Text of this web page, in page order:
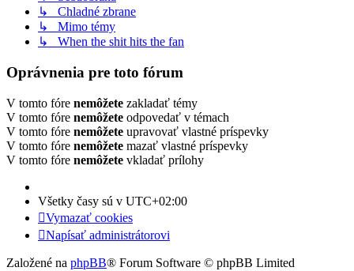
↳ Chladné zbrane
↳ Mimo témy
↳ When the shit hits the fan
Oprávnenia pre toto fórum
V tomto fóre nemôžete zakladať témy
V tomto fóre nemôžete odpovedať v témach
V tomto fóre nemôžete upravovať vlastné príspevky
V tomto fóre nemôžete mazať vlastné príspevky
V tomto fóre nemôžete vkladať prílohy
Všetky časy sú v UTC+02:00
Vymazať cookies
Napísať administrátorovi
Založené na phpBB® Forum Software © phpBB Limited